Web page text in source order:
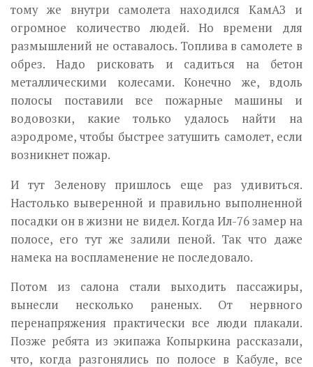
тому же внутри самолета находился КамАЗ и
огромное количество людей. Но времени для
размышлений не оставалось. Топлива в самолете в
обрез. Надо рисковать и садиться на бетон
металлическими колесами. Конечно же, вдоль
полосы поставили все пожарные машины и
водовозки, какие только удалось найти на
аэродроме, чтобы быстрее затушить самолет, если
возникнет пожар.
И тут Зеленову пришлось еще раз удивиться.
Настолько выверенной и правильно выполненной
посадки он в жизни не видел. Когда Ил-76 замер на
полосе, его тут же залили пеной. Так что даже
намека на воспламенение не последовало.
Потом из салона стали выходить пассажиры,
вынесли несколько раненых. От нервного
перенапряжения практически все люди плакали.
Позже ребята из экипажа Копыркина рассказали,
что, когда разгонялись по полосе в Кабуле, все